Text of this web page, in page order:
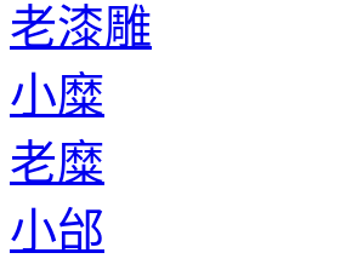
老漆雕
小糜
老糜
小邰